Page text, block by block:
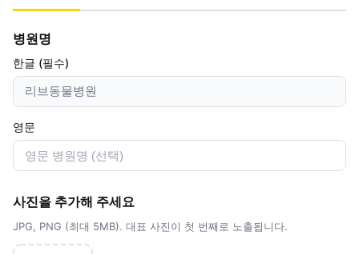
병원명
한글 (필수)
영문
사진을 추가해 주세요
JPG, PNG (최대 5MB). 대표 사진이 첫 번째로 노출됩니다.